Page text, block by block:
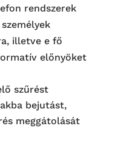
rendszerek
illetve e fő
előnyöket
szűrést
bejutást,
meggátolását